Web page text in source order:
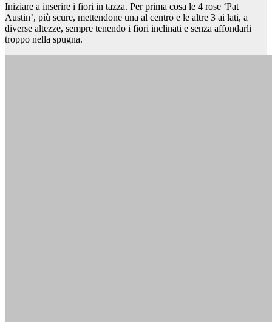
Iniziare a inserire i fiori in tazza. Per prima cosa le 4 rose ‘Pat
Austin’, più scure, mettendone una al centro e le altre 3 ai lati, a
diverse altezze, sempre tenendo i fiori inclinati e senza affondarli
troppo nella spugna.